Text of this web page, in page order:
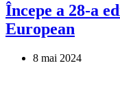
Începe a 28-a
European
8 mai 2024